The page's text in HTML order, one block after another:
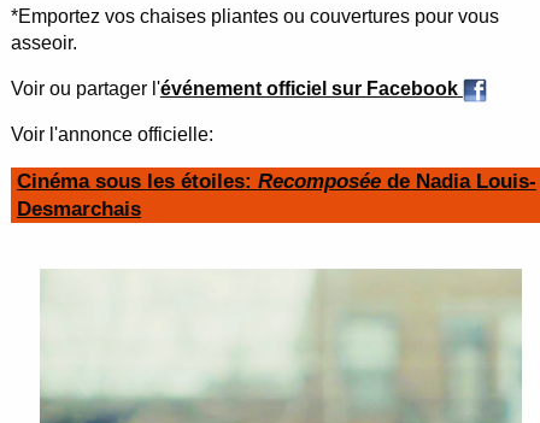
*Emportez vos chaises pliantes ou couvertures pour vous
asseoir.
Voir ou partager l'événement officiel sur Facebook
Voir l'annonce officielle:
Cinéma sous les étoiles: Recomposéede Nadia Louis-
Desmarchais